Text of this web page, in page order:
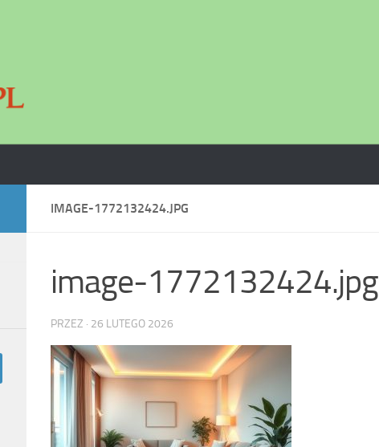
IMAGE-1772132424.JPG
image-1772132424.jpg
PRZEZ · 26 LUTEGO 2026